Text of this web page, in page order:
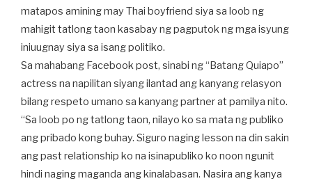
matapos amining may Thai boyfriend siya sa loob ng
mahigit tatlong taon kasabay ng pagputok ng mga isyung
iniuugnay siya sa isang politiko.
Sa mahabang Facebook post, sinabi ng “Batang Quiapo”
actress na napilitan siyang ilantad ang kanyang relasyon
bilang respeto umano sa kanyang partner at pamilya nito.
“Sa loob po ng tatlong taon, nilayo ko sa mata ng publiko
ang pribado kong buhay. Siguro naging lesson na din sakin
ang past relationship ko na isinapubliko ko noon ngunit
hindi naging maganda ang kinalabasan. Nasira ang kanya